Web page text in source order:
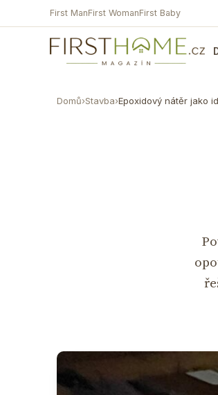
First ManFirst WomanFirst Baby
Domů›Stavba›Epoxidový nátěr jako